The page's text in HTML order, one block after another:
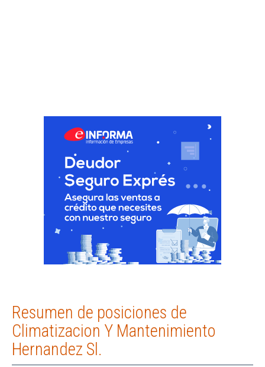
Resumen de posiciones de
Climatizacion Y Mantenimiento
Hernandez Sl.